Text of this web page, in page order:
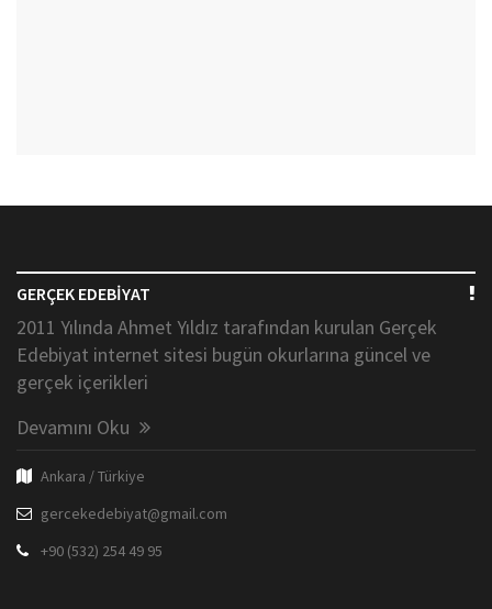
GERÇEK EDEBİYAT
2011 Yılında Ahmet Yıldız tarafından kurulan Gerçek
Edebiyat internet sitesi bugün okurlarına güncel ve
gerçek içerikleri
Devamını Oku
Ankara / Türkiye
gercekedebiyat@gmail.com
+90 (532) 254 49 95